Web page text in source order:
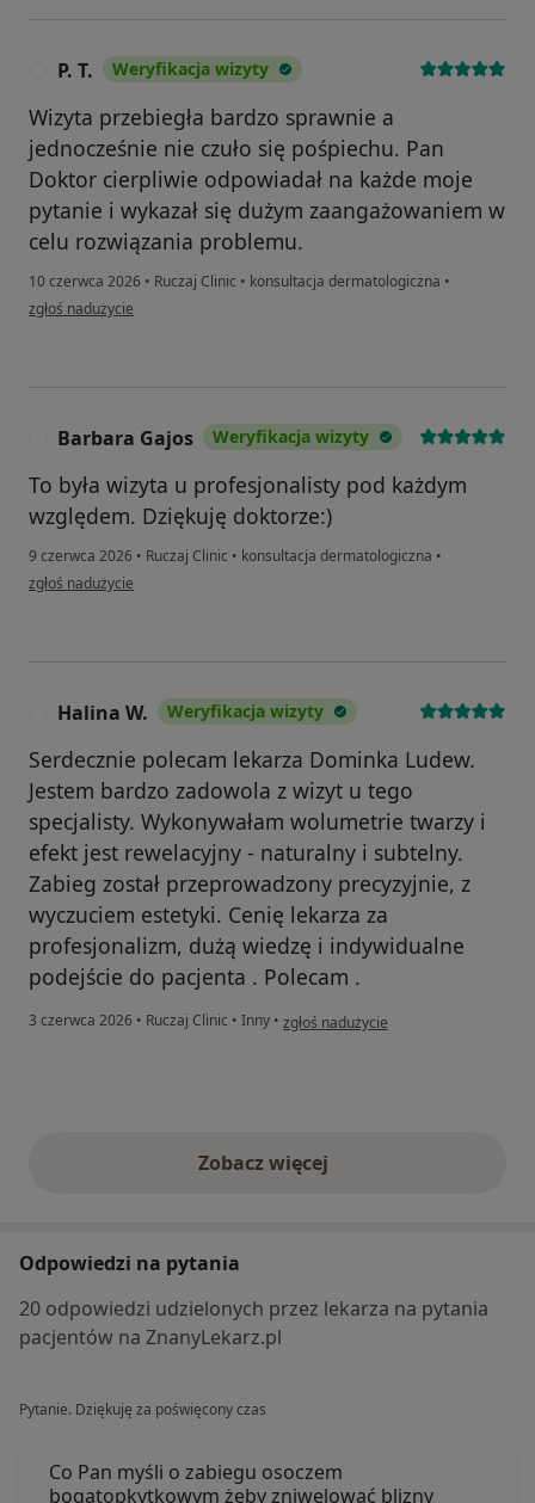
P. T. Weryfikacja wizyty
Wizyta przebiegła bardzo sprawnie a
jednocześnie nie czuło się pośpiechu. Pan
Doktor cierpliwie odpowiadał na każde moje
pytanie i wykazał się dużym zaangażowaniem w
celu rozwiązania problemu.
10 czerwca 2026 • Ruczaj Clinic • konsultacja dermatologiczna •
w opinii użytkownika P. T.
zgłoś nadużycie
Barbara Gajos Weryfikacja wizyty
To była wizyta u profesjonalisty pod każdym
względem. Dziękuję doktorze:)
9 czerwca 2026 • Ruczaj Clinic • konsultacja dermatologiczna •
w opinii użytkownika Barbara Gajos
zgłoś nadużycie
Halina W. Weryfikacja wizyty
Serdecznie polecam lekarza Dominka Ludew.
Jestem bardzo zadowola z wizyt u tego
specjalisty. Wykonywałam wolumetrie twarzy i
efekt jest rewelacyjny - naturalny i subtelny.
Zabieg został przeprowadzony precyzyjnie, z
wyczuciem estetyki. Cenię lekarza za
profesjonalizm, dużą wiedzę i indywidualne
podejście do pacjenta . Polecam .
3 czerwca 2026 • Ruczaj Clinic • Inny • w opinii użytkownika Halina W.
zgłoś nadużycie
Zobacz więcejopinie powyżej
Odpowiedzi na pytania
20 odpowiedzi udzielonych przez lekarza na pytania
pacjentów na ZnanyLekarz.pl
Pytanie. Dziękuję za poświęcony czas
Co Pan myśli o zabiegu osoczem
bogatopkytkowym żeby zniwelować blizny